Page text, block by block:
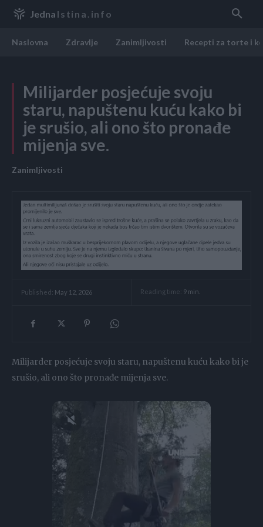
Jedna Istina.info
Naslovna Zdravlje Zanimljivosti Recepti za torte i
Milijarder posjećuje svoju
staru, napuštenu kuću kako bi
je srušio, ali ono što pronađe
mijenja sve.
Zanimljivosti
Published: May 12, 2026 Reading time: 9 min.
Milijarder posjećuje svoju staru, napuštenu kuću kako bi je
srušio, ali ono što pronađe mijenja sve.